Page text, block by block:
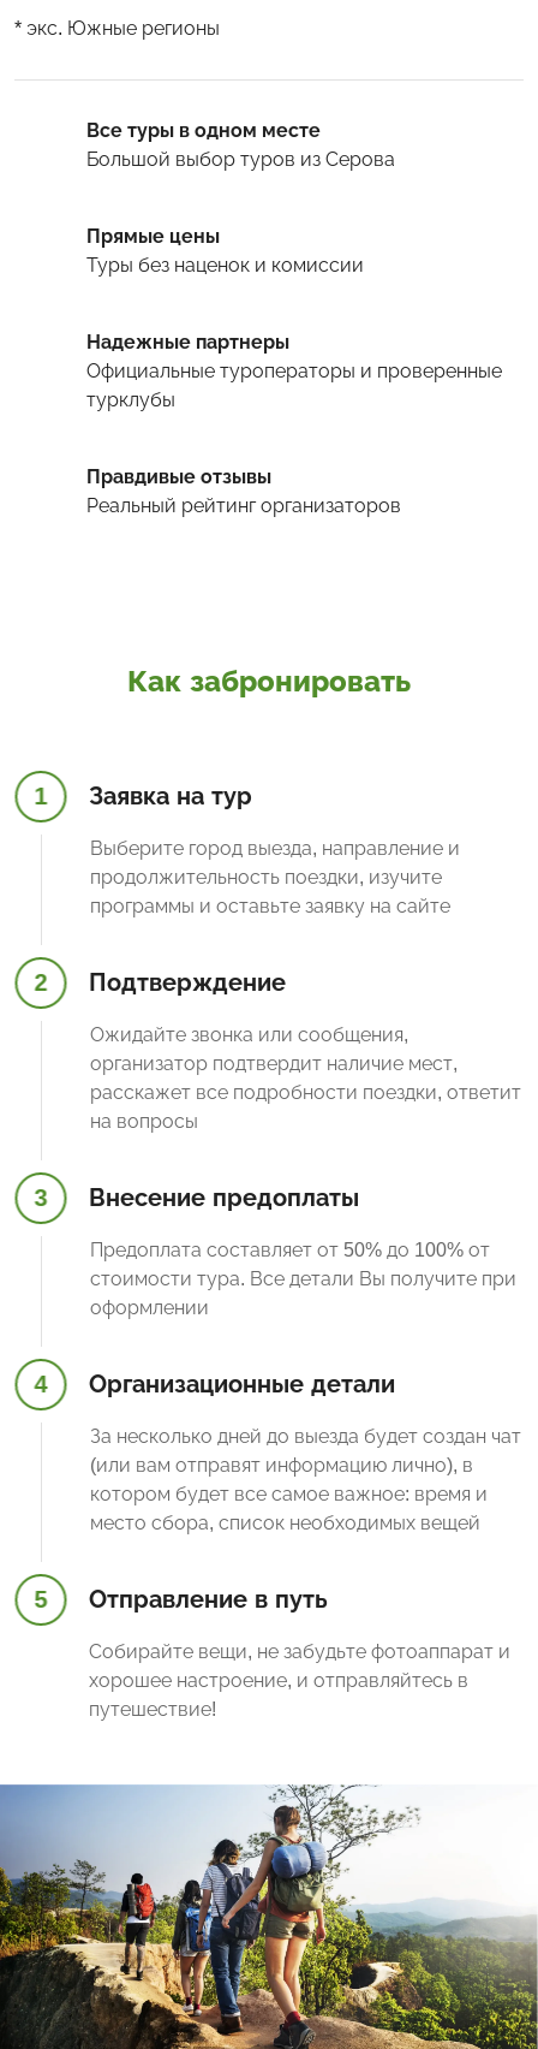
* экс. Южные регионы
Все туры в одном месте
Большой выбор туров из Серова
Прямые цены
Туры без наценок и комиссии
Надежные партнеры
Официальные туроператоры и проверенные
турклубы
Правдивые отзывы
Реальный рейтинг организаторов
Как забронировать
1 Заявка на тур
Выберите город выезда, направление и
продолжительность поездки, изучите
программы и оставьте заявку на сайте
2 Подтверждение
Ожидайте звонка или сообщения,
организатор подтвердит наличие мест,
расскажет все подробности поездки, ответит
на вопросы
3 Внесение предоплаты
Предоплата составляет от 50% до 100% от
стоимости тура. Все детали Вы получите при
оформлении
4 Организационные детали
За несколько дней до выезда будет создан чат
(или вам отправят информацию лично), в
котором будет все самое важное: время и
место сбора, список необходимых вещей
5 Отправление в путь
Собирайте вещи, не забудьте фотоаппарат и
хорошее настроение, и отправляйтесь в
путешествие!